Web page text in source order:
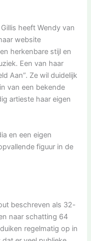
heeft Wendy van
website
herkenbare stijl en
Een van haar
Aan”. Ze wil duidelijk
van een bekende
artieste haar eigen
en een eigen
figuur in de
beschreven als 32-
naar schatting 64
regelmatig op in